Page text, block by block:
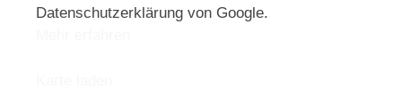
Datenschutzerklärung von Google.